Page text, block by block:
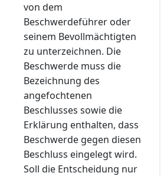
von dem
Beschwerdeführer oder
seinem Bevollmächtigten
zu unterzeichnen. Die
Beschwerde muss die
Bezeichnung des
angefochtenen
Beschlusses sowie die
Erklärung enthalten, dass
Beschwerde gegen diesen
Beschluss eingelegt wird.
Soll die Entscheidung nur